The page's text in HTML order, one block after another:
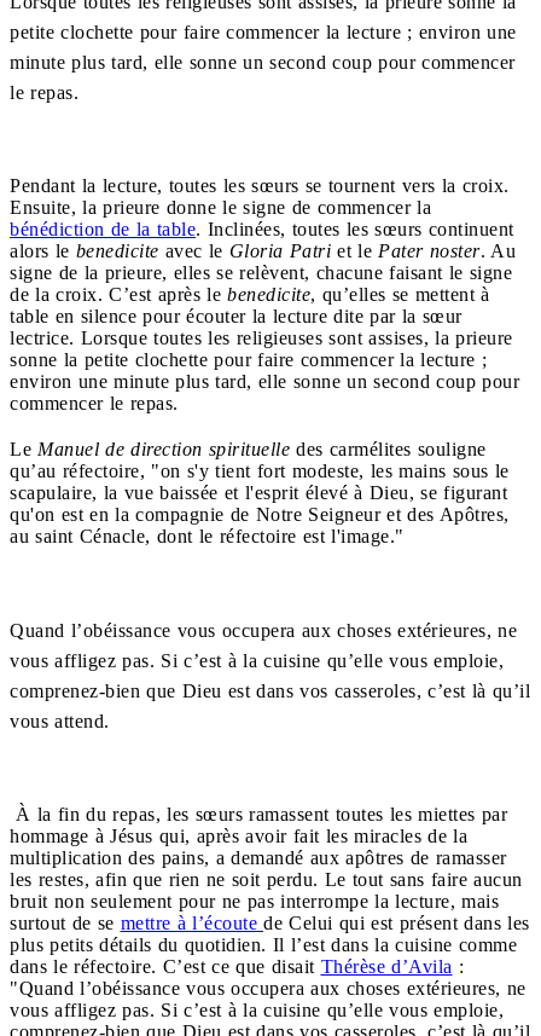
petite clochette pour faire commencer la lecture ; environ une
minute plus tard, elle sonne un second coup pour commencer
le repas.
Pendant la lecture, toutes les sœurs se tournent vers la croix.
Ensuite, la prieure donne le signe de commencer la
bénédiction de la table. Inclinées, toutes les sœurs continuent
alors le benedicite avec le Gloria Patri et le Pater noster. Au
signe de la prieure, elles se relèvent, chacune faisant le signe
de la croix. C’est après le benedicite, qu’elles se mettent à
table en silence pour écouter la lecture dite par la sœur
lectrice. Lorsque toutes les religieuses sont assises, la prieure
sonne la petite clochette pour faire commencer la lecture ;
environ une minute plus tard, elle sonne un second coup pour
commencer le repas.
Le Manuel de direction spirituelle des carmélites souligne
qu’au réfectoire, "on s'y tient fort modeste, les mains sous le
scapulaire, la vue baissée et l'esprit élevé à Dieu, se figurant
qu'on est en la compagnie de Notre Seigneur et des Apôtres,
au saint Cénacle, dont le réfectoire est l'image."
Quand l’obéissance vous occupera aux choses extérieures, ne
vous affligez pas. Si c’est à la cuisine qu’elle vous emploie,
comprenez-bien que Dieu est dans vos casseroles, c’est là qu’il
vous attend.
À la fin du repas, les sœurs ramassent toutes les miettes par
hommage à Jésus qui, après avoir fait les miracles de la
multiplication des pains, a demandé aux apôtres de ramasser
les restes, afin que rien ne soit perdu. Le tout sans faire aucun
bruit non seulement pour ne pas interrompe la lecture, mais
surtout de se mettre à l’écoute de Celui qui est présent dans les
plus petits détails du quotidien. Il l’est dans la cuisine comme
dans le réfectoire. C’est ce que disait Thérèse d’Avila :
"Quand l’obéissance vous occupera aux choses extérieures, ne
vous affligez pas. Si c’est à la cuisine qu’elle vous emploie,
comprenez-bien que Dieu est dans vos casseroles, c’est là qu’il